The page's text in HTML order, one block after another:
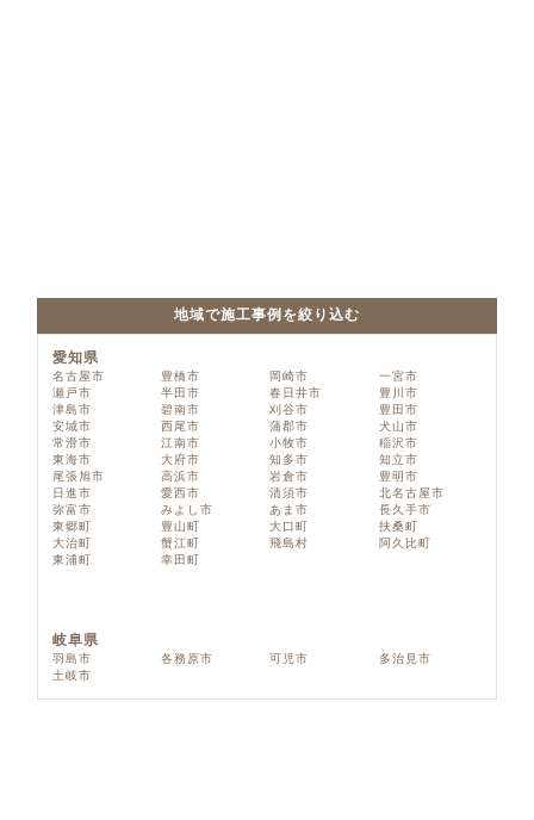
地域で施工事例を絞り込む
愛知県
名古屋市 豊橋市 岡崎市
一宮市
瀬戸市
半田市 春日井市
豊川市
津島市
碧南市 刈谷市
豊田市
安城市
西尾市 蒲郡市
犬山市
常滑市
江南市 小牧市
稲沢市
東海市
大府市 知多市
知立市
尾張旭市
高浜市 岩倉市
豊明市
日進市
愛西市 清須市
北名古屋市
弥富市
みよし市 あま市
長久手市
東郷町
豊山町 大口町
扶桑町
大治町
蟹江町 飛島村
阿久比町
東浦町
幸田町
岐阜県
羽島市 各務原市 可児市
多治見市
土岐市